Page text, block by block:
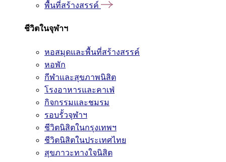
พื้นที่สร้างสรรค์
ชีวิตในจุฬาฯ
หอสมุดและพื้นที่สร้างสรรค์
หอพัก
กีฬาและสุขภาพนิสิต
โรงอาหารและคาเฟ่
กิจกรรมและชมรม
รอบรั้วจุฬาฯ
ชีวิตนิสิตในกรุงเทพฯ
ชีวิตนิสิตในประเทศไทย
สุขภาวะทางใจนิสิต